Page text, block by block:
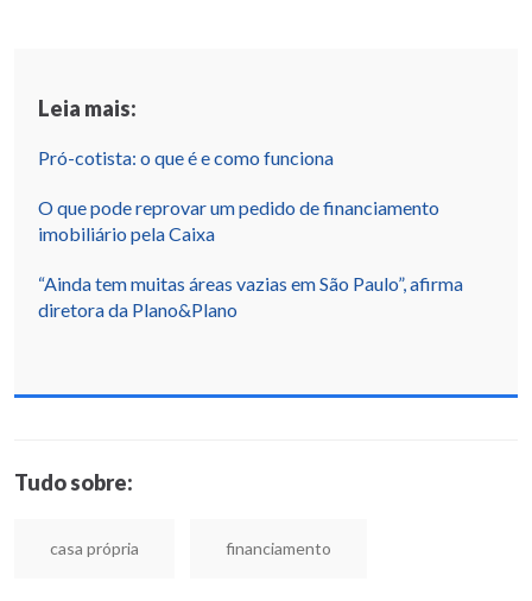
Leia mais:
Pró-cotista: o que é e como funciona
O que pode reprovar um pedido de financiamento
imobiliário pela Caixa
“Ainda tem muitas áreas vazias em São Paulo”, afirma
diretora da Plano&Plano
Tudo sobre:
casa própria financiamento